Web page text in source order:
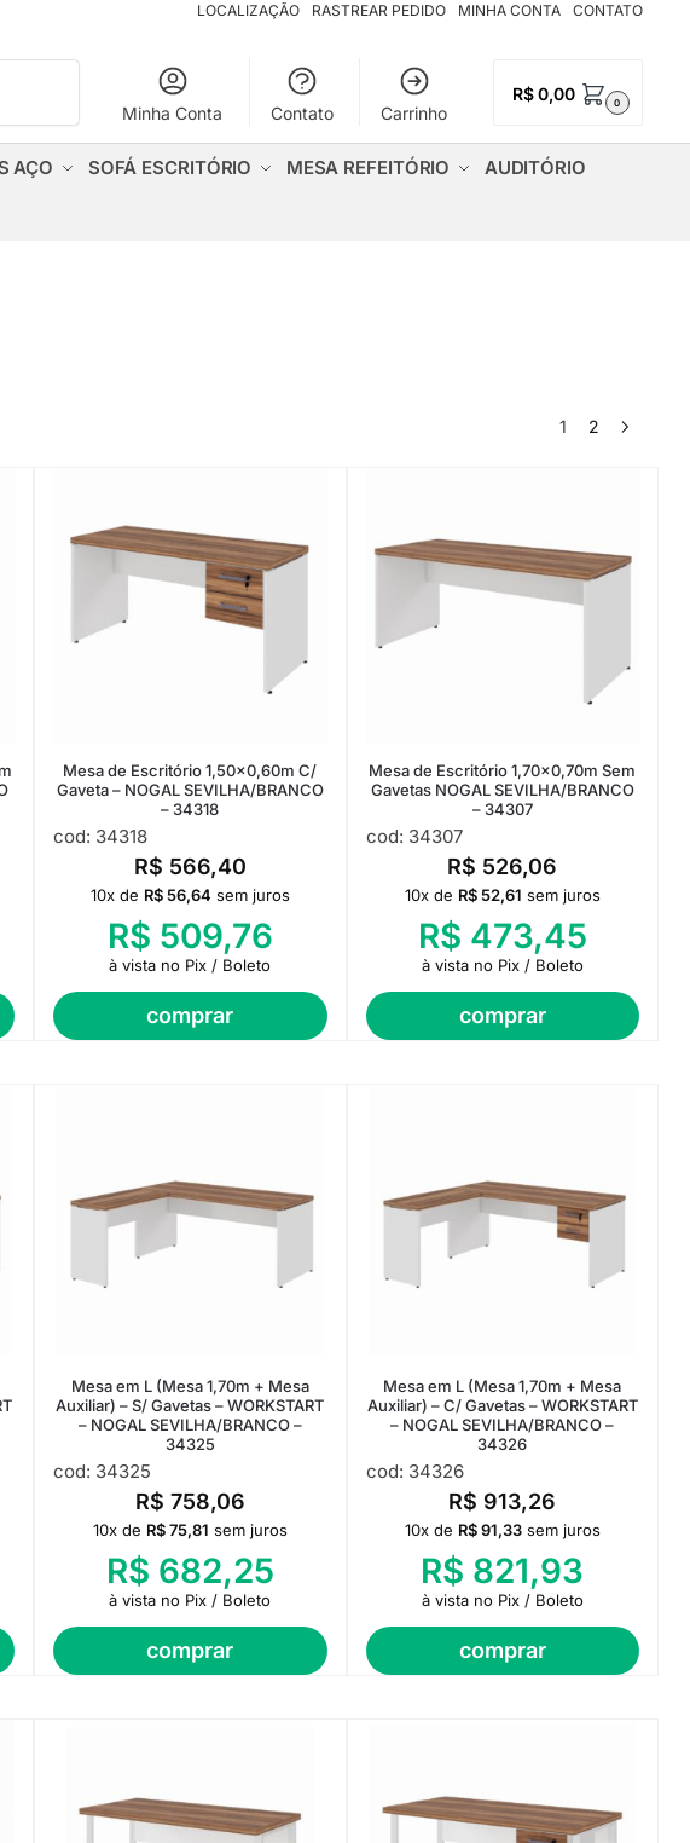
LOCALIZAÇÃO RASTREAR PEDIDO MINHA CONTA CONTATO
Minha Conta Contato Carrinho
R$0,00 0
AÇO SOFÁ ESCRITÓRIO MESA REFEITÓRIO AUDITÓRIO
1 2
Mesa de Escritório 1,50×0,60m C/
Gaveta – NOGAL SEVILHA/BRANCO
– 34318
cod: 34318
R$ 566,40
comprar
10x de R$56,64 sem juros
R$ 509,76
à vista no Pix / Boleto
Mesa de Escritório 1,70×0,70m Sem
Gavetas NOGAL SEVILHA/BRANCO
– 34307
cod: 34307
R$ 526,06
comprar
10x de R$52,61 sem juros
R$ 473,45
à vista no Pix / Boleto
Mesa em L (Mesa 1,70m + Mesa
Auxiliar) – S/ Gavetas – WORKSTART
– NOGAL SEVILHA/BRANCO –
34325
cod: 34325
R$ 758,06
comprar
10x de R$75,81 sem juros
R$ 682,25
à vista no Pix / Boleto
Mesa em L (Mesa 1,70m + Mesa
Auxiliar) – C/ Gavetas – WORKSTART
– NOGAL SEVILHA/BRANCO –
34326
cod: 34326
R$ 913,26
comprar
10x de R$91,33 sem juros
R$ 821,93
à vista no Pix / Boleto